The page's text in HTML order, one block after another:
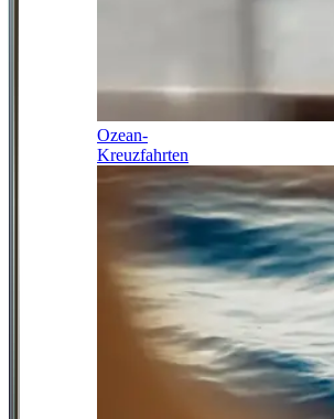
Ozean-
Kreuzfahrten